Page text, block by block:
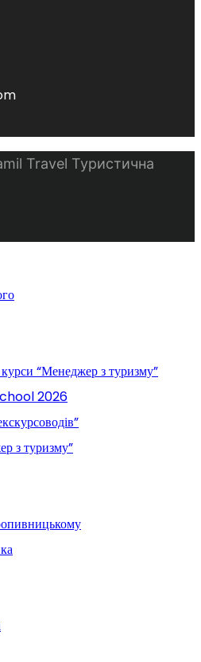
Travel Туристична
“Менеджер з туризму”
2026
з туризму”